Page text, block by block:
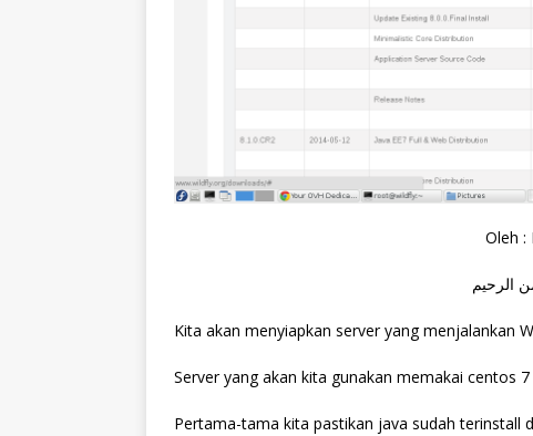
Oleh :
الرحيم
Kita akan menyiapkan server yang menjalankan
Server yang akan kita gunakan memakai centos
Pertama-tama kita pastikan java sudah terinstall